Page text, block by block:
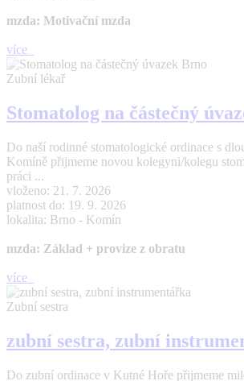
mzda: Motivační mzda
více
Zubní lékař
Stomatolog na částečný
Do naší rodinné stomatologické ordinace s
Komíně přijmeme novou kolegyni/kolegu
práci ...
vloženo: 21. 7. 2026
platnost do: 19. 9. 2026
lokalita: Brno - Komín
mzda: Základ + provize z obratu
více
Zubní sestra
zubní sestra, zubní
Do zubní ordinace v Kutné Hoře přijmeme